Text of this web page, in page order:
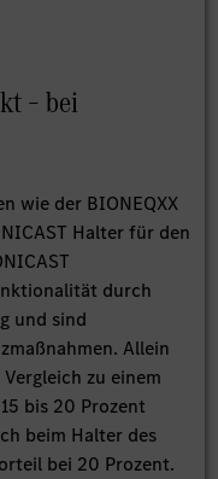
– bei
wie der BIONEQXX
Halter für den
durch
und sind
Allein
zu einem
bis 20 Prozent
beim Halter des
bei 20 Prozent.